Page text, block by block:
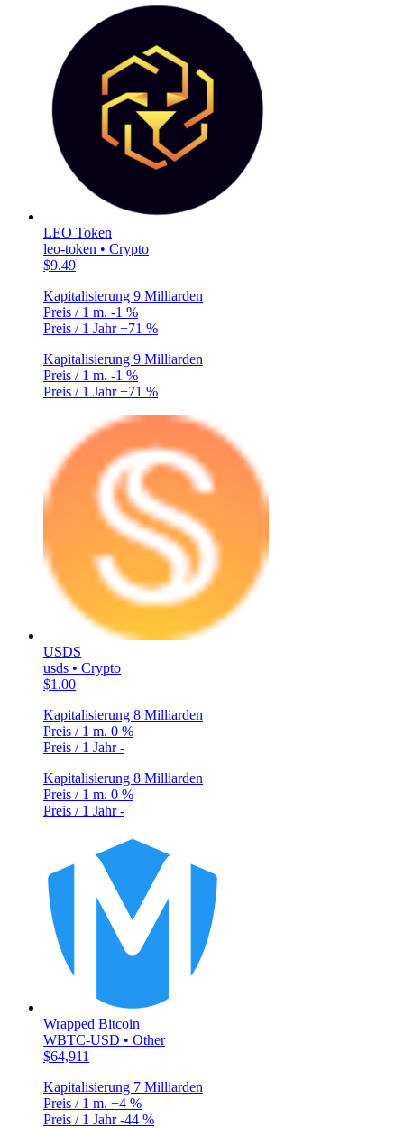
LEO Token
leo-token • Crypto
$9.49
Kapitalisierung 9 Milliarden
Preis / 1 m. -1 %
Preis / 1 Jahr+71 %
Kapitalisierung 9 Milliarden
Preis / 1 m. -1 %
Preis / 1 Jahr+71 %
USDS
usds • Crypto
$1.00
Kapitalisierung 8 Milliarden
Preis / 1 m. 0 %
Preis / 1 Jahr-
Kapitalisierung 8 Milliarden
Preis / 1 m. 0 %
Preis / 1 Jahr-
Wrapped Bitcoin
WBTC-USD • Other
$64,911
Kapitalisierung 7 Milliarden
Preis / 1 m. +4 %
Preis / 1 Jahr-44 %